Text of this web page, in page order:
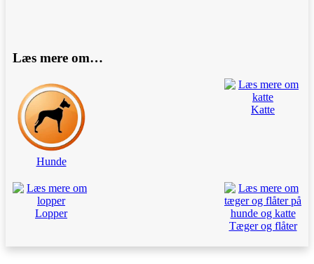
Læs mere om…
Hunde
Katte
Lopper
Tæger og flåter